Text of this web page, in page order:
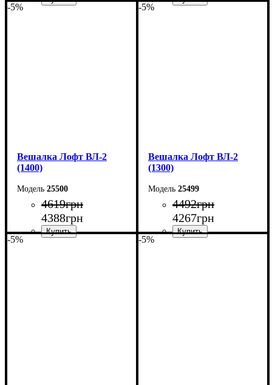
-5%
Вешалка Лофт ВЛ-2
(1400)
25500
4619грн
4388грн
-5%
Вешалка Лофт ВЛ-2
(1300)
25499
4492грн
4267грн
-5% -5%